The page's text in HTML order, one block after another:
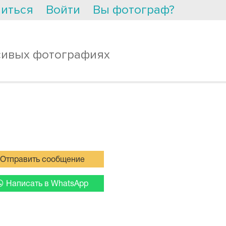
Войти Вы фотограф?
фотографиях
Отправить сообщение
Написать в WhatsApp